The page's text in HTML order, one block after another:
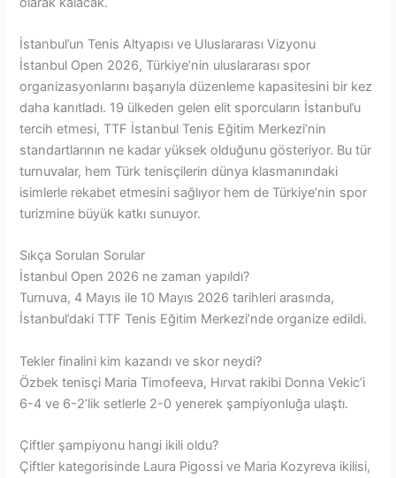
İstanbul’un Tenis Altyapısı ve Uluslararası Vizyonu
İstanbul Open 2026, Türkiye’nin uluslararası spor
organizasyonlarını başarıyla düzenleme kapasitesini bir kez
daha kanıtladı. 19 ülkeden gelen elit sporcuların İstanbul’u
tercih etmesi, TTF İstanbul Tenis Eğitim Merkezi’nin
standartlarının ne kadar yüksek olduğunu gösteriyor. Bu tür
turnuvalar, hem Türk tenisçilerin dünya klasmanındaki
isimlerle rekabet etmesini sağlıyor hem de Türkiye’nin spor
turizmine büyük katkı sunuyor.
Sıkça Sorulan Sorular
İstanbul Open 2026 ne zaman yapıldı?
Turnuva, 4 Mayıs ile 10 Mayıs 2026 tarihleri arasında,
İstanbul’daki TTF Tenis Eğitim Merkezi’nde organize edildi.
Tekler finalini kim kazandı ve skor neydi?
Özbek tenisçi Maria Timofeeva, Hırvat rakibi Donna Vekic’i
6-4 ve 6-2’lik setlerle 2-0 yenerek şampiyonluğa ulaştı.
Çiftler şampiyonu hangi ikili oldu?
Çiftler kategorisinde Laura Pigossi ve Maria Kozyreva ikilisi,